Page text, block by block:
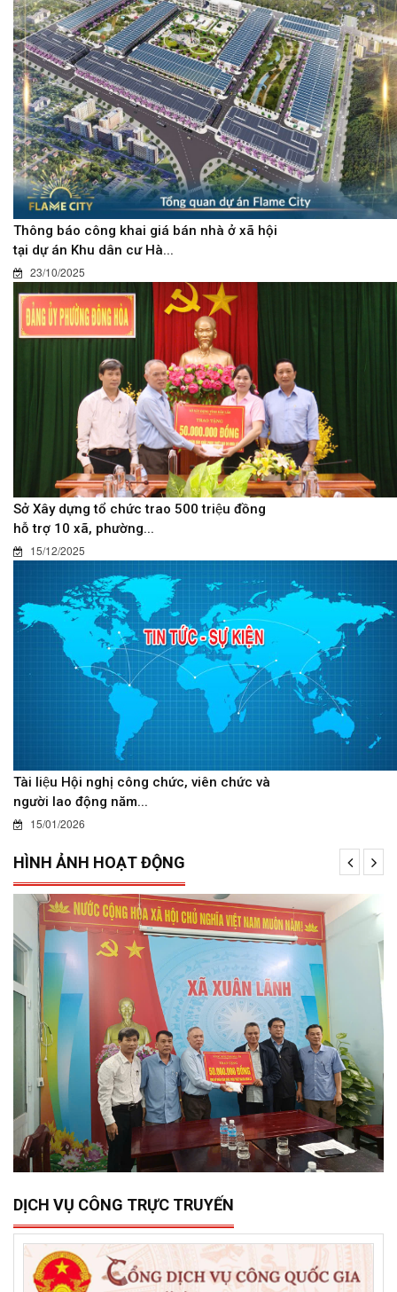
Thông báo công khai giá bán nhà ở xã hội
tại dự án Khu dân cư Hà...
23/10/2025
Sở Xây dựng tổ chức trao 500 triệu đồng
hỗ trợ 10 xã, phường...
15/12/2025
Tài liệu Hội nghị công chức, viên chức và
người lao động năm...
15/01/2026
HÌNH ẢNH HOẠT ĐỘNG
15/12/2025
Sở Xây dựng tổ chức trao 500 triệu đồng hỗ trợ 10 xã,
phường phía đông tỉnh Đắk Lắk bị thiệt hại do lũ lụt